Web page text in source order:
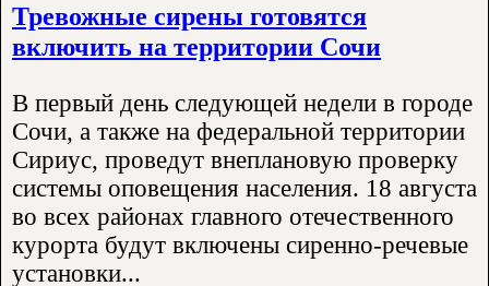
Тревожные сирены готовятся
включить на территории Сочи
В первый день следующей недели в городе
Сочи, а также на федеральной территории
Сириус, проведут внеплановую проверку
системы оповещения населения. 18 августа
во всех районах главного отечественного
курорта будут включены сиренно-речевые
установки...